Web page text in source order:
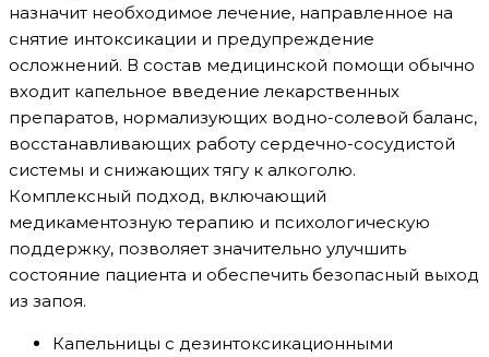
назначит необходимое лечение, направленное на
снятие интоксикации и предупреждение
осложнений. В состав медицинской помощи обычно
входит капельное введение лекарственных
препаратов, нормализующих водно-солевой баланс,
восстанавливающих работу сердечно-сосудистой
системы и снижающих тягу к алкоголю.
Комплексный подход, включающий
медикаментозную терапию и психологическую
поддержку, позволяет значительно улучшить
состояние пациента и обеспечить безопасный выход
из запоя.
Капельницы с дезинтоксикационными